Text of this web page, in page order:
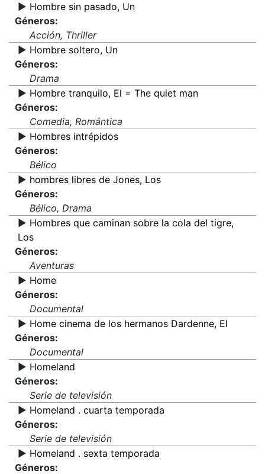
▶️ Hombre sin pasado, Un
Géneros:
Acción, Thriller
▶️ Hombre soltero, Un
Géneros:
Drama
▶️ Hombre tranquilo, El = The quiet man
Géneros:
Comedia, Romántica
▶️ Hombres intrépidos
Géneros:
Bélico
▶️ hombres libres de Jones, Los
Géneros:
Bélico, Drama
▶️ Hombres que caminan sobre la cola del tigre,
Los
Géneros:
Aventuras
▶️ Home
Géneros:
Documental
▶️ Home cinema de los hermanos Dardenne, El
Géneros:
Documental
▶️ Homeland
Géneros:
Serie de televisión
▶️ Homeland . cuarta temporada
Géneros:
Serie de televisión
▶️ Homeland . sexta temporada
Géneros: